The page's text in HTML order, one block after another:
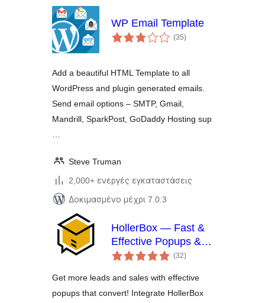
WP Email Template
(35αξιολογήσεις
σύνολο
)
Add a beautiful HTML Template to all
WordPress and plugin generated emails.
Send email options – SMTP, Gmail,
Mandrill, SparkPost, GoDaddy Hosting sup
Steve Truman
2,000+ ενεργές εγκαταστάσεις
Δοκιμασμένο μέχρι 7.0.3
HollerBox — Fast &
Effective Popups &
Lead-Generation
(32αξιολογήσεις
σύνολο
)
Get more leads and sales with effective
popups that convert! Integrate HollerBox